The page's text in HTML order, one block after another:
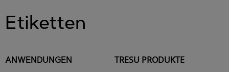
Etiketten
ANWENDUNGEN TRESU PRODUKTE